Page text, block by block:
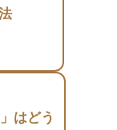
はどう